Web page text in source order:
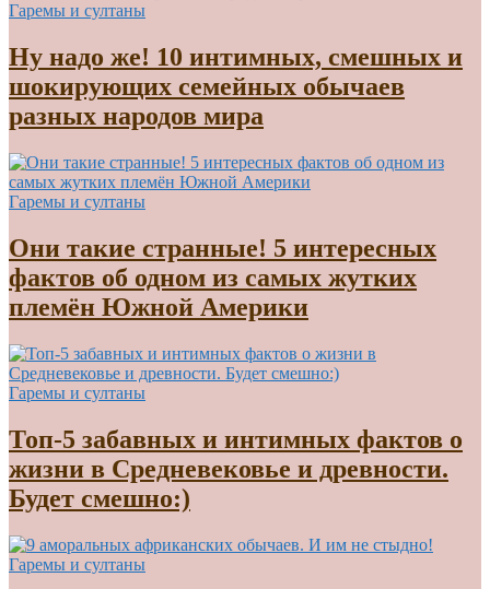
Гаремы и султаны
Ну надо же! 10 интимных, смешных и
шокирующих семейных обычаев
разных народов мира
Гаремы и султаны
Они такие странные! 5 интересных
фактов об одном из самых жутких
племён Южной Америки
Гаремы и султаны
Топ-5 забавных и интимных фактов о
жизни в Средневековье и древности.
Будет смешно:)
Гаремы и султаны